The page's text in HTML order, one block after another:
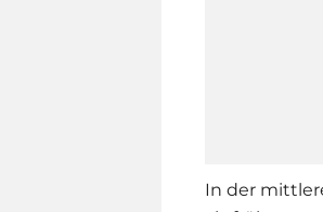
In der